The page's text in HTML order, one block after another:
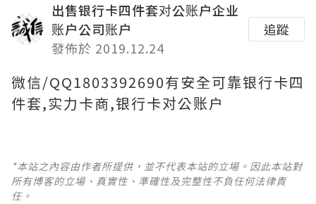
出售银行卡四件套对公账户企业
账户公司账户
發佈於 2019.12.24
追蹤
微信/QQ1803392690有安全可靠银行卡四
件套,实力卡商,银行卡对公账户
*本站之內容由作者所提供，並不代表本站的立場。因此本站對
所有博客的立場、真實性、準確性及完整性不負任何法律責
任。